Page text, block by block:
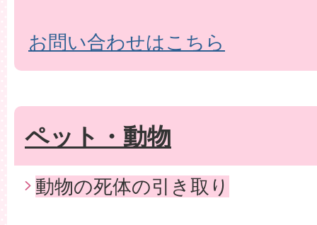
お問い合わせはこちら
ペット・動物
動物の死体の引き取り